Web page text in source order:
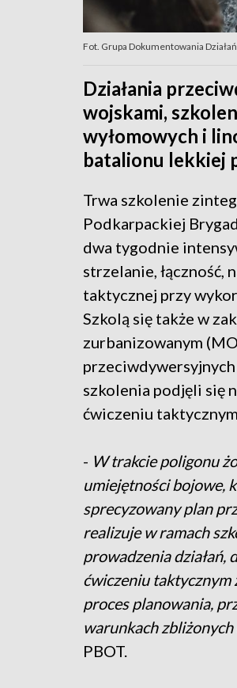
Fot. Grupa Dokumentowania
Działania
wojskami,
wyłomowych i
batalionu lekkiej
Trwa szkolenie
Podkarpackiej
dwa tygodnie
strzelanie,
taktycznej przy
Szkolą się także w
zurbanizowanym
szkolenia podjęli się
ćwiczeniu
- W trakcie poligonu
umiejętności bojowe,
sprecyzowany plan
realizuje w ramach
prowadzenia działań,
ćwiczeniu taktycznym
proces planowania,
warunkach
PBOT.